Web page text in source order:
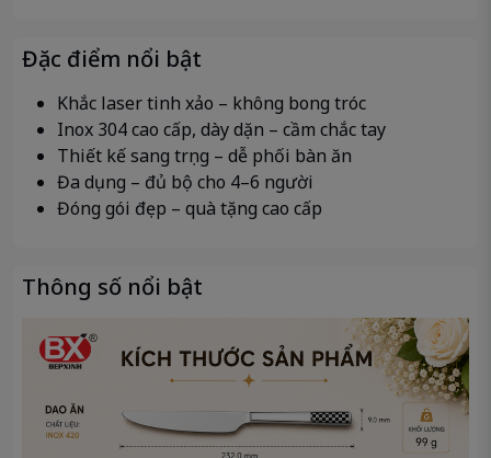
Đặc điểm nổi bật
Khắc laser tinh xảo – không bong tróc
Inox 304 cao cấp, dày dặn – cầm chắc tay
Thiết kế sang trọng – dễ phối bàn ăn
Đa dụng – đủ bộ cho 4–6 người
Đóng gói đẹp – quà tặng cao cấp
Thông số nổi bật